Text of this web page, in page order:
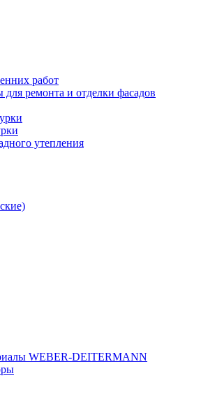
работ
ремонта и отделки фасадов
утепления
WEBER-DEITERMANN